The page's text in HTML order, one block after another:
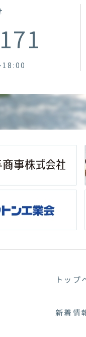
トップ
新着情